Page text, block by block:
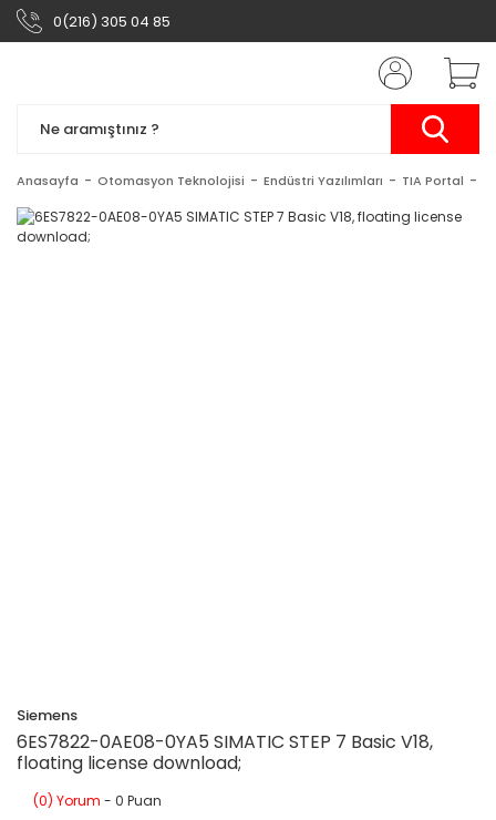
0(216) 305 04 85
Anasayfa Otomasyon Teknolojisi Endüstri Yazılımları TIA Portal
Siemens
6ES7822-0AE08-0YA5 SIMATIC STEP 7 Basic V18,
floating license download;
(0) Yorum - 0 Puan